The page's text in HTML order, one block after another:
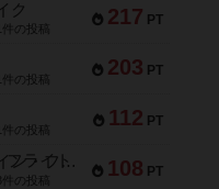
217 PT
ク
件の投稿
203 PT
件の投稿
112 PT
件の投稿
108 PT
ファースト・イン・フライト
件の投稿